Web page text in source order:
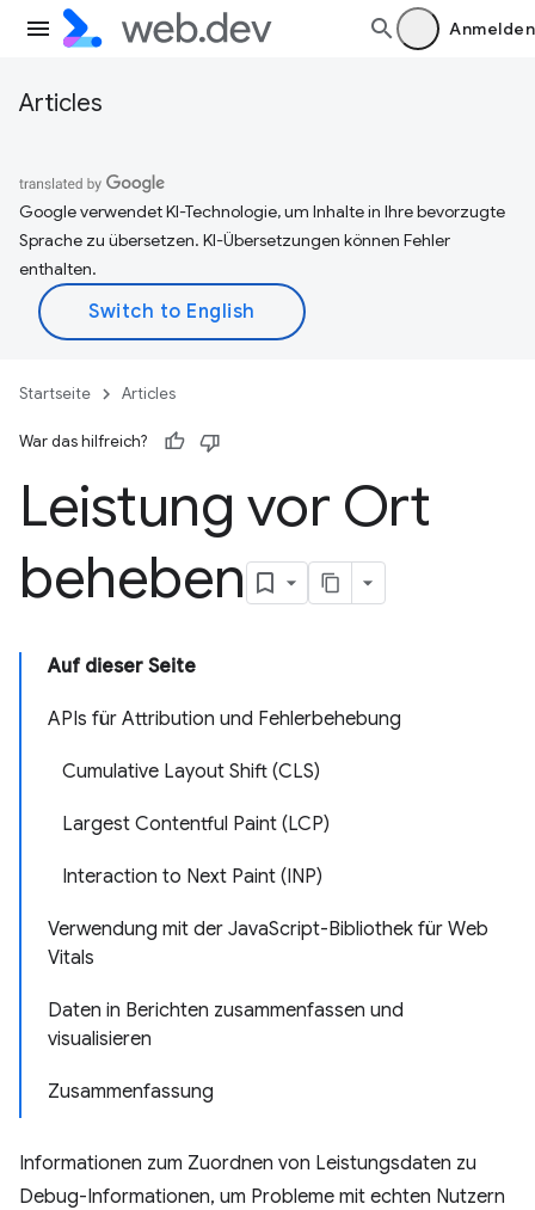
Anmelden
Articles
Google verwendet KI-Technologie, um Inhalte in Ihre bevorzugte
Sprache zu übersetzen. KI-Übersetzungen können Fehler
enthalten.
Startseite Articles
War das hilfreich?
Leistung vor Ort
beheben
Auf dieser Seite
APIs für Attribution und Fehlerbehebung
Cumulative Layout Shift (CLS)
Largest Contentful Paint (LCP)
Interaction to Next Paint (INP)
Verwendung mit der JavaScript-Bibliothek für Web
Vitals
Daten in Berichten zusammenfassen und
visualisieren
Zusammenfassung
Informationen zum Zuordnen von Leistungsdaten zu
Debug-Informationen, um Probleme mit echten Nutzern